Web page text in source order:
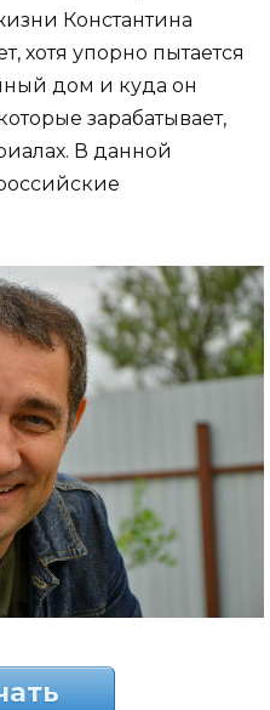
Константина
хотя упорно пытается
дом и куда он
зарабатывает,
В данной